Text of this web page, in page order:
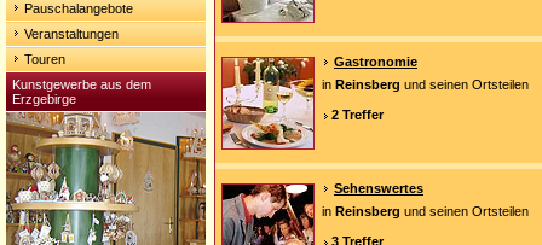
Pauschalangebote
Veranstaltungen
Touren
Kunstgewerbe aus dem
Erzgebirge
Gastronomie
in Reinsberg und seinen Ortsteilen
2 Treffer
Sehenswertes
in Reinsberg und seinen Ortsteilen
3 Treffer